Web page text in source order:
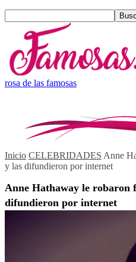
rosa de las famosas
Inicio CELEBRIDADES Anne
y las difundieron por internet
Anne Hathaway le robaron
difundieron por internet